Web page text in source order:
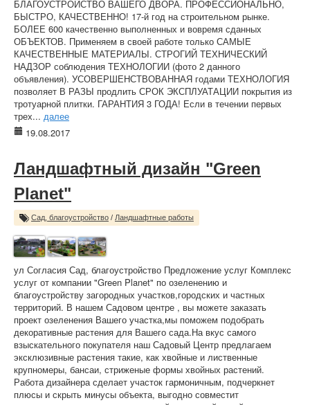
БЛАГОУСТРОЙСТВО ВАШЕГО ДВОРА. ПРОФЕССИОНАЛЬНО,
БЫСТРО, КАЧЕСТВЕННО! 17-й год на строительном рынке.
БОЛЕЕ 600 качественно выполненных и вовремя сданных
ОБЪЕКТОВ. Применяем в своей работе только САМЫЕ
КАЧЕСТВЕННЫЕ МАТЕРИАЛЫ. СТРОГИЙ ТЕХНИЧЕСКИЙ
НАДЗОР соблюдения ТЕХНОЛОГИИ (фото 2 данного
объявления). УСОВЕРШЕНСТВОВАННАЯ годами ТЕХНОЛОГИЯ
позволяет В РАЗЫ продлить СРОК ЭКСПЛУАТАЦИИ покрытия из
тротуарной плитки. ГАРАНТИЯ 3 ГОДА! Если в течении первых
трех... далее
19.08.2017
Ландшафтный дизайн "Green
Planet"
Сад, благоустройство / Ландшафтные работы
ул Согласия Сад, благоустройство Предложение услуг Комплекс
услуг от компании "Green Planet" по озеленению и
благоустройству загородных участков,городских и частных
территорий. В нашем Садовом центре , вы можете заказать
проект озеленения Вашего участка,мы поможем подобрать
декоративные растения для Вашего сада.На вкус самого
взыскательного покупателя наш Садовый Центр предлагаем
эксклюзивные растения такие, как хвойные и лиственные
крупномеры, бансаи, стриженые формы хвойных растений.
Работа дизайнера сделает участок гармоничным, подчеркнет
плюсы и скрыть минусы объекта, выгодно совместит